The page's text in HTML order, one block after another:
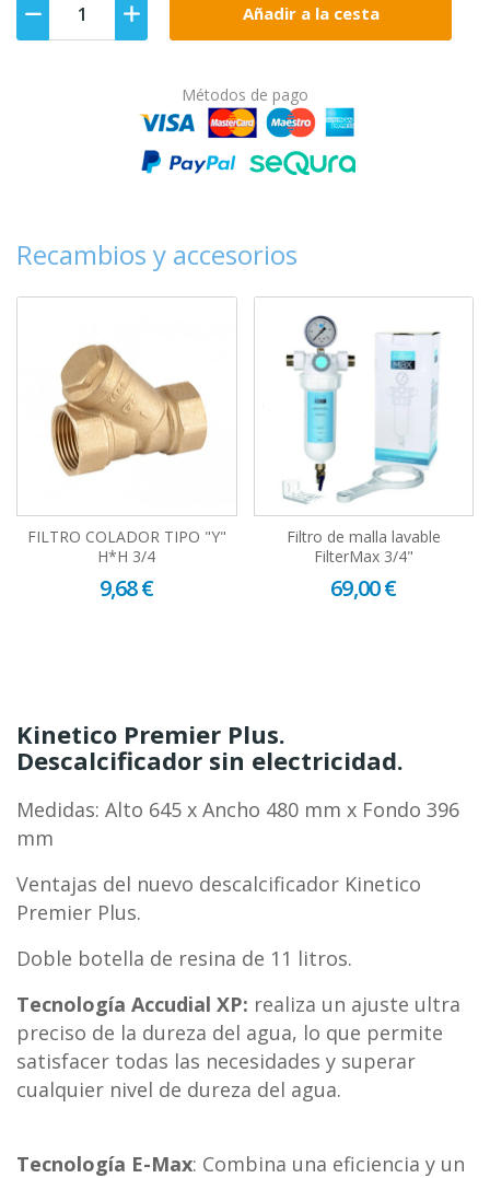
Añadir a la cesta
Métodos de pago
Recambios y accesorios
FILTRO COLADOR TIPO "Y"
H*H 3/4
9,68 €
Filtro de malla lavable
FilterMax 3/4"
69,00 €
Kinetico Premier Plus.
Descalcificador sin electricidad.
Medidas: Alto 645 x Ancho 480 mm x Fondo 396
mm
Ventajas del nuevo descalcificador Kinetico
Premier Plus.
Doble botella de resina de 11 litros.
Tecnología Accudial XP: realiza un ajuste ultra
preciso de la dureza del agua, lo que permite
satisfacer todas las necesidades y superar
cualquier nivel de dureza del agua.
Tecnología E-Max: Combina una eficiencia y un